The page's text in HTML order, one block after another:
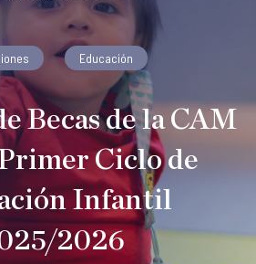
Educación
Becas de la CAM
Ciclo de
Infantil
2026